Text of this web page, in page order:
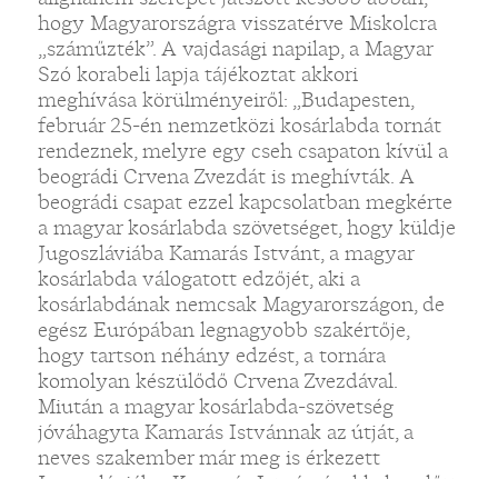
hogy Magyarországra visszatérve Miskolcra
„száműzték”. A vajdasági napilap, a Magyar
Szó korabeli lapja tájékoztat akkori
meghívása körülményeiről: „Budapesten,
február 25-én nemzetközi kosárlabda tornát
rendeznek, melyre egy cseh csapaton kívül a
beográdi Crvena Zvezdát is meghívták. A
beográdi csapat ezzel kapcsolatban megkérte
a magyar kosárlabda szövetséget, hogy küldje
Jugoszláviába Kamarás Istvánt, a magyar
kosárlabda válogatott edzőjét, aki a
kosárlabdának nemcsak Magyarországon, de
egész Európában legnagyobb szakértője,
hogy tartson néhány edzést, a tornára
komolyan készülődő Crvena Zvezdával.
Miután a magyar kosárlabda-szövetség
jóváhagyta Kamarás Istvánnak az útját, a
neves szakember már meg is érkezett